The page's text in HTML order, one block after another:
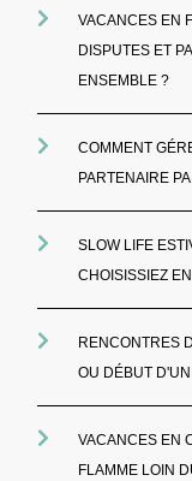
VACANCES EN
DISPUTES ET
ENSEMBLE ?
COMMENT
PARTENAIRE
SLOW LIFE
CHOISISSIEZ
RENCONTRES
OU DÉBUT
VACANCES EN
FLAMME LOIN